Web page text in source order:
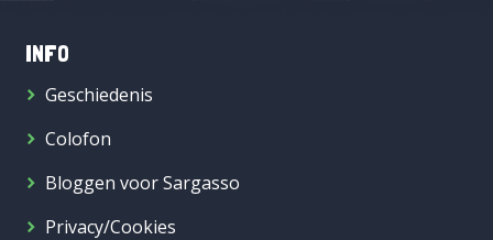
INFO
Geschiedenis
Colofon
Bloggen voor Sargasso
Privacy/Cookies